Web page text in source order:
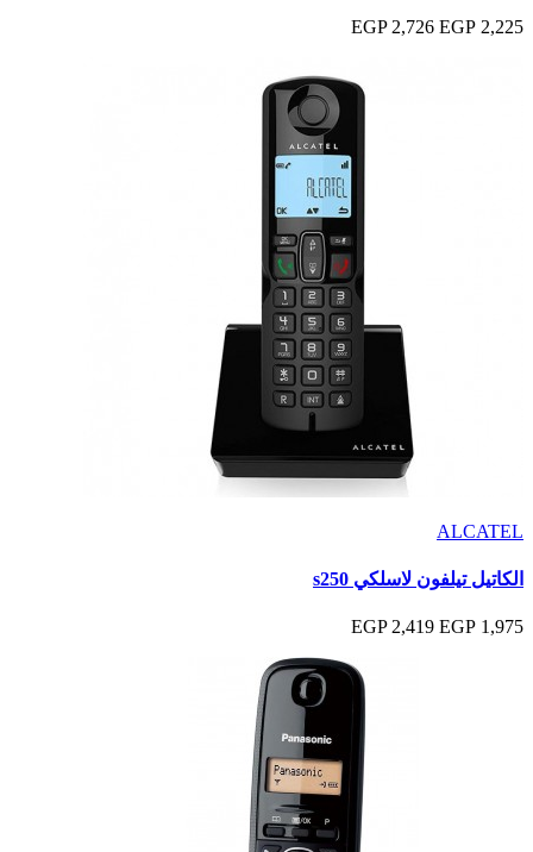
2,225 EGP
2,726 EGP
ALCATEL
الكاتيل تيلفون لاسلكي s250
1,975 EGP
2,419 EGP